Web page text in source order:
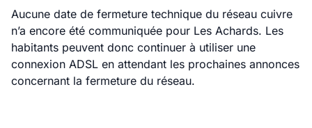
Aucune date de fermeture technique du réseau cuivre
n’a encore été communiquée pour Les Achards. Les
habitants peuvent donc continuer à utiliser une
connexion ADSL en attendant les prochaines annonces
concernant la fermeture du réseau.